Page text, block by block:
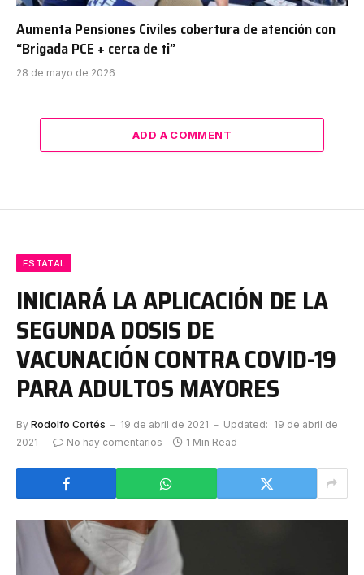
Aumenta Pensiones Civiles cobertura de atención con
“Brigada PCE + cerca de ti”
28 de mayo de 2026
ADD A COMMENT
ESTATAL
INICIARÁ LA APLICACIÓN DE LA
SEGUNDA DOSIS DE
VACUNACIÓN CONTRA COVID-19
PARA ADULTOS MAYORES
By Rodolfo Cortés 19 de abril de 2021 Updated: 19 de abril de
2021
No hay comentarios 1 Min Read